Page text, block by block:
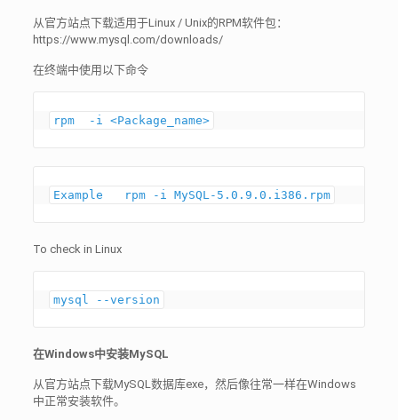
从官方站点下载适用于Linux / Unix的RPM软件包：
https://www.mysql.com/downloads/
在终端中使用以下命令
rpm  -i <Package_name>
Example   rpm -i MySQL-5.0.9.0.i386.rpm
To check in Linux
mysql --version
在Windows中安装MySQL
从官方站点下载MySQL数据库exe，然后像往常一样在Windows
中正常安装软件。